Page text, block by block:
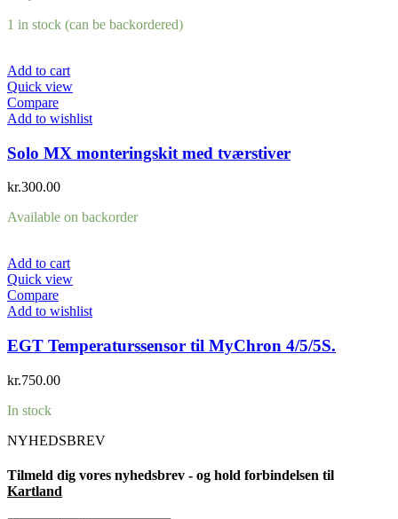
1 in stock (can be backordered)
Add to cart
Quick view
Compare
Add to wishlist
Solo MX monteringskit med tværstiver
kr.300.00
Available on backorder
Add to cart
Quick view
Compare
Add to wishlist
EGT Temperaturssensor til MyChron 4/5/5S.
kr.750.00
In stock
NYHEDSBREV
Tilmeld dig vores nyhedsbrev - og hold forbindelsen til
Kartland